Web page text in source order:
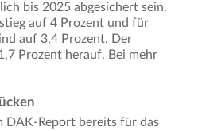
bis 2025 abgesichert sein.
auf 4 Prozent und für
auf 3,4 Prozent. Der
Prozent herauf. Bei mehr
DAK-Report bereits für das